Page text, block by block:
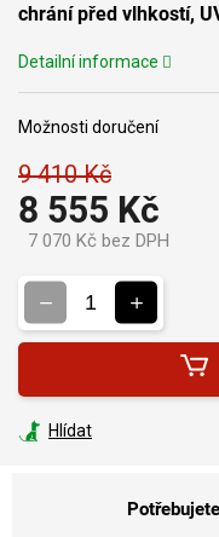
9 410 Kč
8 555 Kč
7 070 Kč bez DPH
Možnosti doručení
chrání před vlhkostí,
Detailní informace
Hlídat